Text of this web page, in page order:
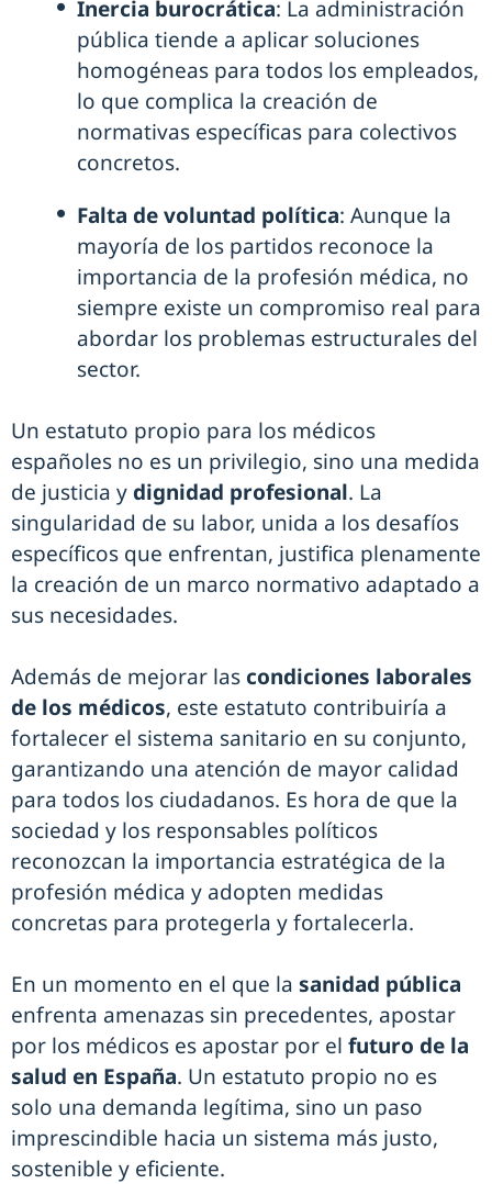
Inercia burocrática: La administración
pública tiende a aplicar soluciones
homogéneas para todos los empleados,
lo que complica la creación de
normativas específicas para colectivos
concretos.
Falta de voluntad política: Aunque la
mayoría de los partidos reconoce la
importancia de la profesión médica, no
siempre existe un compromiso real para
abordar los problemas estructurales del
sector.
Un estatuto propio para los médicos
españoles no es un privilegio, sino una medida
de justicia y dignidad profesional. La
singularidad de su labor, unida a los desafíos
específicos que enfrentan, justifica plenamente
la creación de un marco normativo adaptado a
sus necesidades.
Además de mejorar las condiciones laborales
de los médicos, este estatuto contribuiría a
fortalecer el sistema sanitario en su conjunto,
garantizando una atención de mayor calidad
para todos los ciudadanos. Es hora de que la
sociedad y los responsables políticos
reconozcan la importancia estratégica de la
profesión médica y adopten medidas
concretas para protegerla y fortalecerla.
En un momento en el que la sanidad pública
enfrenta amenazas sin precedentes, apostar
por los médicos es apostar por el futuro de la
salud en España. Un estatuto propio no es
solo una demanda legítima, sino un paso
imprescindible hacia un sistema más justo,
sostenible y eficiente.